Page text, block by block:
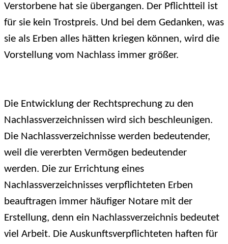
Verstorbene hat sie übergangen. Der Pflichtteil ist
für sie kein Trostpreis. Und bei dem Gedanken, was
sie als Erben alles hätten kriegen können, wird die
Vorstellung vom Nachlass immer größer.
Die Entwicklung der Rechtsprechung zu den
Nachlassverzeichnissen wird sich beschleunigen.
Die Nachlassverzeichnisse werden bedeutender,
weil die vererbten Vermögen bedeutender
werden. Die zur Errichtung eines
Nachlassverzeichnisses verpflichteten Erben
beauftragen immer häufiger Notare mit der
Erstellung, denn ein Nachlassverzeichnis bedeutet
viel Arbeit. Die Auskunftsverpflichteten haften für